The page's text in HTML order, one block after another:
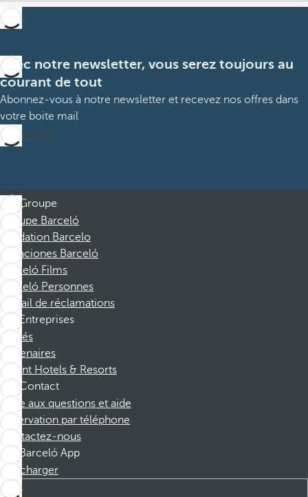
Avec notre newsletter, vous serez toujours au
courant de tout
Abonnez-vous à notre newsletter et recevez nos offres dans
votre boite mail
M’abonner
Groupe
Groupe Barceló
Fondation Barcelo
Vacaciones Barceló
Barceló Films
Barceló Personnes
Portail de réclamations
Entreprises
Affiliés
Partenaires
Dorint Hotels & Resorts
Contact
Foire aux questions et aide
Réservation par téléphone
Contactez-nous
Barceló App
Télécharger